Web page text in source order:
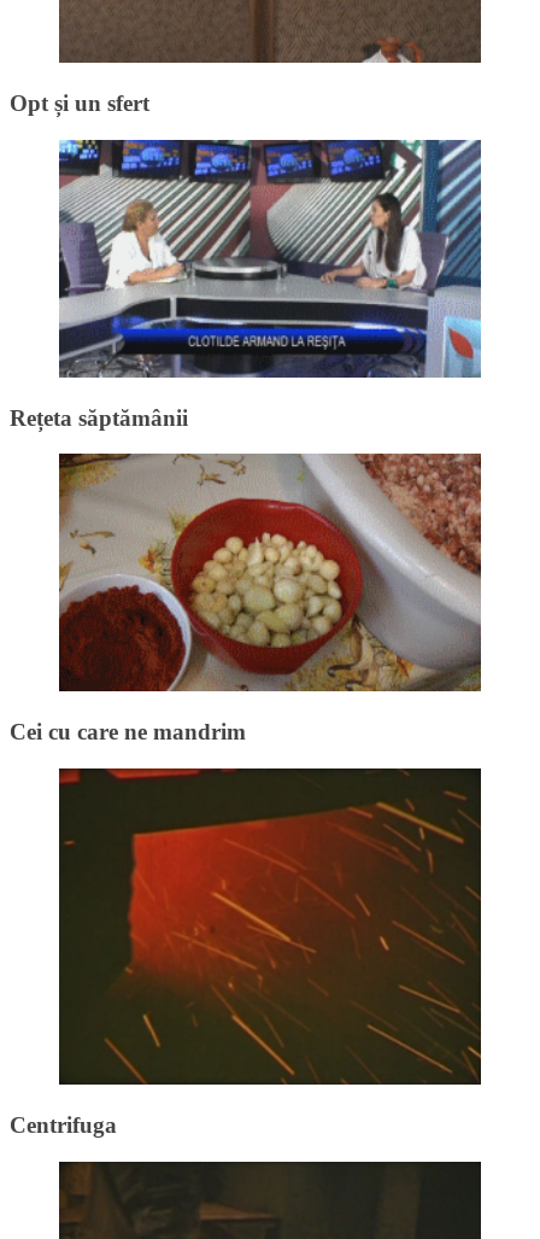
Opt și un sfert
Rețeta săptămânii
Cei cu care ne mandrim
Centrifuga